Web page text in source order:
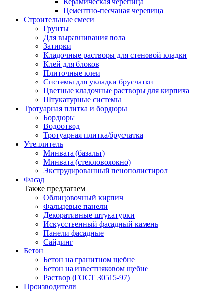
Керамическая черепица
Цементно-песчаная черепица
Строительные смеси
Грунты
Для выравнивания пола
Затирки
Кладочные растворы для стеновой кладки
Клей для блоков
Плиточные клеи
Системы для укладки брусчатки
Цветные кладочные растворы для кирпича
Штукатурные системы
Тротуарная плитка и бордюры
Бордюры
Водоотвод
Тротуарная плитка/брусчатка
Утеплитель
Минвата (базальт)
Минвата (стекловолокно)
Экструдированный пенополистирол
Фасад
Также предлагаем
Облицовочный кирпич
Фальцевые панели
Декоративные штукатурки
Искусственный фасадный камень
Панели фасадные
Сайдинг
Бетон
Бетон на гранитном щебне
Бетон на известняковом щебне
Раствор (ГОСТ 30515-97)
Производители